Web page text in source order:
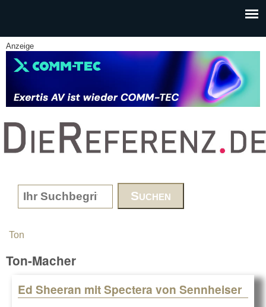
Anzeige
www.DieReferenz.de
Search form
You are here
Ton
Ton-Macher
Ed Sheeran mit Spectera von Sennheiser
Pages